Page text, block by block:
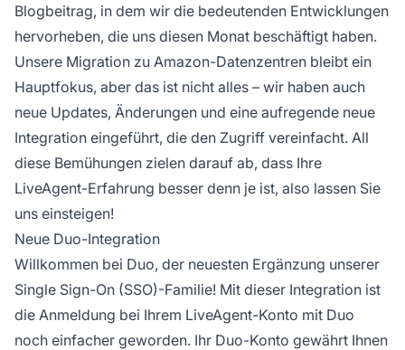
Blogbeitrag, in dem wir die bedeutenden Entwicklungen
hervorheben, die uns diesen Monat beschäftigt haben.
Unsere Migration zu Amazon-Datenzentren bleibt ein
Hauptfokus, aber das ist nicht alles – wir haben auch
neue Updates, Änderungen und eine aufregende neue
Integration eingeführt, die den Zugriff vereinfacht. All
diese Bemühungen zielen darauf ab, dass Ihre
LiveAgent-Erfahrung besser denn je ist, also lassen Sie
uns einsteigen!
Neue Duo-Integration
Willkommen bei Duo, der neuesten Ergänzung unserer
Single Sign-On (SSO)-Familie! Mit dieser Integration ist
die Anmeldung bei Ihrem LiveAgent-Konto mit Duo
noch einfacher geworden. Ihr Duo-Konto gewährt Ihnen